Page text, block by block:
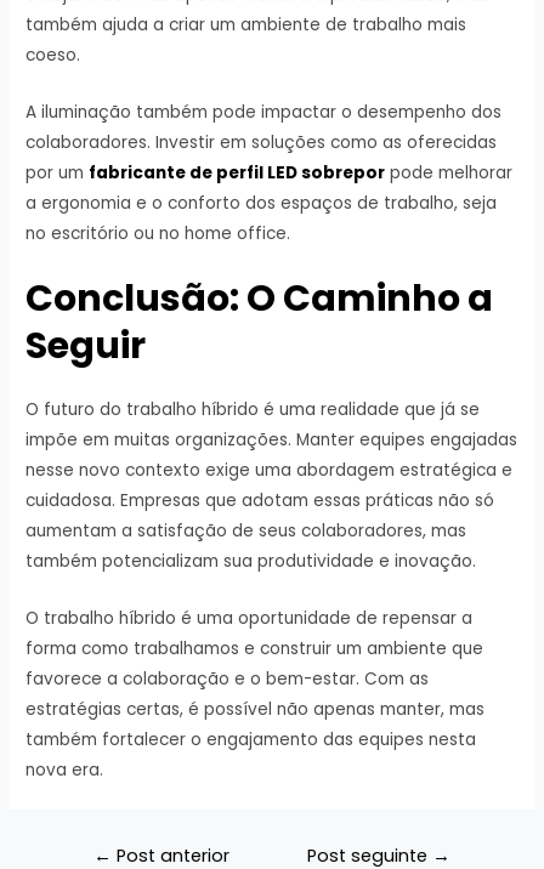
também ajuda a criar um ambiente de trabalho mais
coeso.
A iluminação também pode impactar o desempenho dos
colaboradores. Investir em soluções como as oferecidas
por um fabricante de perfil LED sobrepor pode melhorar
a ergonomia e o conforto dos espaços de trabalho, seja
no escritório ou no home office.
Conclusão: O Caminho a
Seguir
O futuro do trabalho híbrido é uma realidade que já se
impõe em muitas organizações. Manter equipes engajadas
nesse novo contexto exige uma abordagem estratégica e
cuidadosa. Empresas que adotam essas práticas não só
aumentam a satisfação de seus colaboradores, mas
também potencializam sua produtividade e inovação.
O trabalho híbrido é uma oportunidade de repensar a
forma como trabalhamos e construir um ambiente que
favorece a colaboração e o bem-estar. Com as
estratégias certas, é possível não apenas manter, mas
também fortalecer o engajamento das equipes nesta
nova era.
Navegação
← Post anterior Post seguinte →